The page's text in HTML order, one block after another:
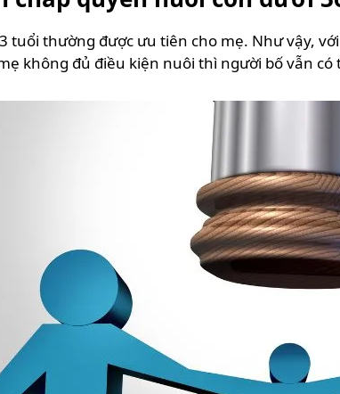
tuổi thường được ưu tiên cho mẹ. Như vậy,
không đủ điều kiện nuôi thì người bố vẫn